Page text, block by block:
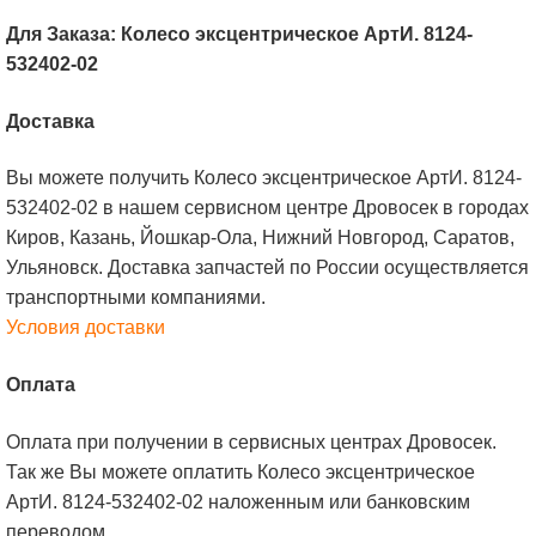
Для Заказа: Колесо эксцентрическое АртИ. 8124-
532402-02
Доставка
Вы можете получить Колесо эксцентрическое АртИ. 8124-
532402-02 в нашем сервисном центре Дровосек в городах
Киров, Казань, Йошкар-Ола, Нижний Новгород, Саратов,
Ульяновск. Доставка запчастей по России осуществляется
транспортными компаниями.
Условия доставки
Оплата
Оплата при получении в сервисных центрах Дровосек.
Так же Вы можете оплатить Колесо эксцентрическое
АртИ. 8124-532402-02 наложенным или банковским
переводом.